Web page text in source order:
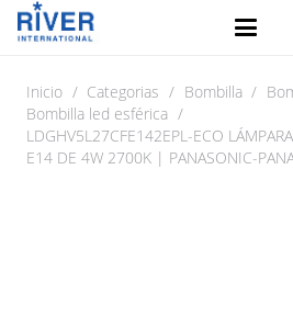
Inicio / Categorias / Bombilla /
Bombilla led esférica /
LDGHV5L27CFE142EPL-ECO
E14 DE 4W 2700K | PANASONIC-